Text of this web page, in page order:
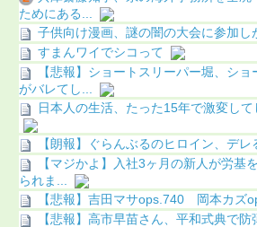
ためにある...
子供向け漫画、謎の闇の大会に参加し
すまんワイでシコって
【悲報】ショートスリーパー堀、シ
がバレてし...
日本人の生活、たった15年で激変して
【朗報】ぐらんぶるのヒロイン、デレ
【マジかよ】入社3ヶ月の新人が労基
られま...
【悲報】吉田マサops.740 岡本カズ
【悲報】高市早苗さん、平和式典で